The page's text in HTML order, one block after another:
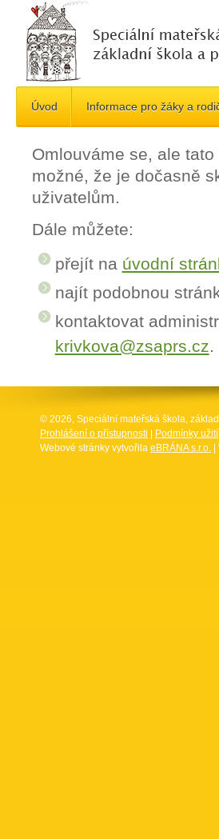
Úvod Informace pro žáky a
Omlouváme se, ale
možné, že je dočasně
uživatelům.
Dále můžete:
přejít na úvodní
najít podobnou
kontaktovat
krivkova@zsaprs.cz.
© 2026, Speciální mateřská škola,
Prohlášení o přístupnosti
Podmínky užití
Webové stránky vytvořila eBRÁNA s.r.o.